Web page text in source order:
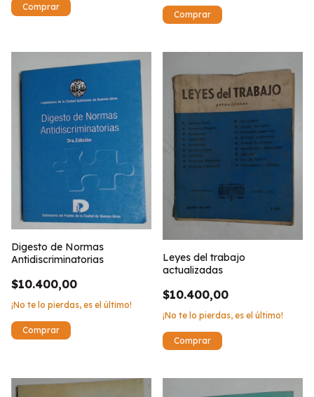
Digesto de Normas
Antidiscriminatorias
$10.400,00
¡No te lo pierdas, es el último!
Leyes del trabajo
actualizadas
$10.400,00
¡No te lo pierdas, es el último!